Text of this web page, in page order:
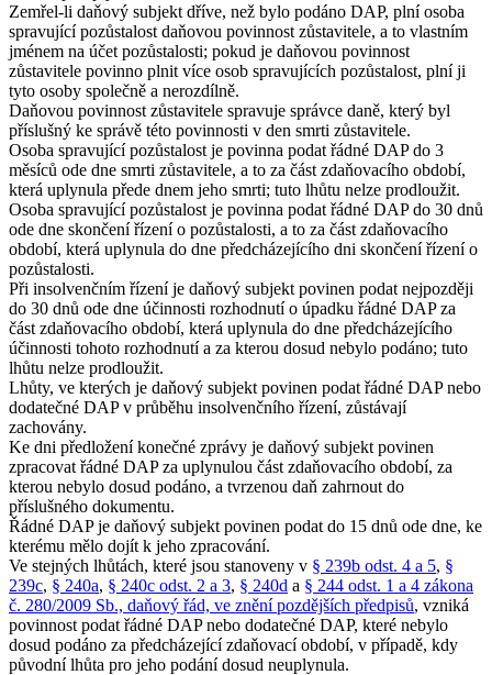
Zemřel-li daňový subjekt dříve, než bylo podáno DAP, plní osoba
spravující pozůstalost daňovou povinnost zůstavitele, a to vlastním
jménem na účet pozůstalosti; pokud je daňovou povinnost
zůstavitele povinno plnit více osob spravujících pozůstalost, plní ji
tyto osoby společně a nerozdílně.
Daňovou povinnost zůstavitele spravuje správce daně, který byl
příslušný ke správě této povinnosti v den smrti zůstavitele.
Osoba spravující pozůstalost je povinna podat řádné DAP do 3
měsíců ode dne smrti zůstavitele, a to za část zdaňovacího období,
která uplynula přede dnem jeho smrti; tuto lhůtu nelze prodloužit.
Osoba spravující pozůstalost je povinna podat řádné DAP do 30 dnů
ode dne skončení řízení o pozůstalosti, a to za část zdaňovacího
období, která uplynula do dne předcházejícího dni skončení řízení o
pozůstalosti.
Při insolvenčním řízení je daňový subjekt povinen podat nejpozději
do 30 dnů ode dne účinnosti rozhodnutí o úpadku řádné DAP za
část zdaňovacího období, která uplynula do dne předcházejícího
účinnosti tohoto rozhodnutí a za kterou dosud nebylo podáno; tuto
lhůtu nelze prodloužit.
Lhůty, ve kterých je daňový subjekt povinen podat řádné DAP nebo
dodatečné DAP v průběhu insolvenčního řízení, zůstávají
zachovány.
Ke dni předložení konečné zprávy je daňový subjekt povinen
zpracovat řádné DAP za uplynulou část zdaňovacího období, za
kterou nebylo dosud podáno, a tvrzenou daň zahrnout do
příslušného dokumentu.
Řádné DAP je daňový subjekt povinen podat do 15 dnů ode dne, ke
kterému mělo dojít k jeho zpracování.
Ve stejných lhůtách, které jsou stanoveny v § 239b odst. 4 a 5, §
239c, § 240a, § 240c odst. 2 a 3, § 240d a § 244 odst. 1 a 4 zákona
č. 280/2009 Sb., daňový řád, ve znění pozdějších předpisů, vzniká
povinnost podat řádné DAP nebo dodatečné DAP, které nebylo
dosud podáno za předcházející zdaňovací období, v případě, kdy
původní lhůta pro jeho podání dosud neuplynula.